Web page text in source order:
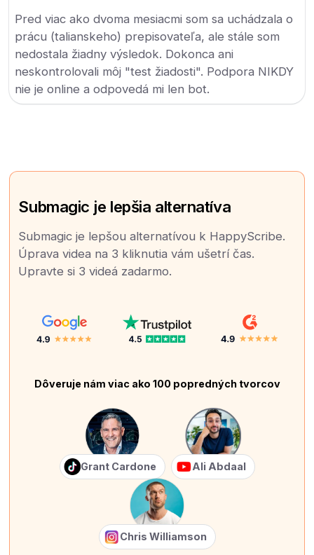
Pred viac ako dvoma mesiacmi som sa uchádzala o
prácu (talianskeho) prepisovateľa, ale stále som
nedostala žiadny výsledok. Dokonca ani
neskontrolovali môj "test žiadosti". Podpora NIKDY
nie je online a odpovedá mi len bot.
Submagic je lepšia alternatíva
Submagic je lepšou alternatívou k HappyScribe.
Úprava videa na 3 kliknutia vám ušetrí čas.
Upravte si 3 videá zadarmo.
Dôveruje nám viac ako 100 popredných tvorcov
Grant Cardone Ali Abdaal
Chris Williamson